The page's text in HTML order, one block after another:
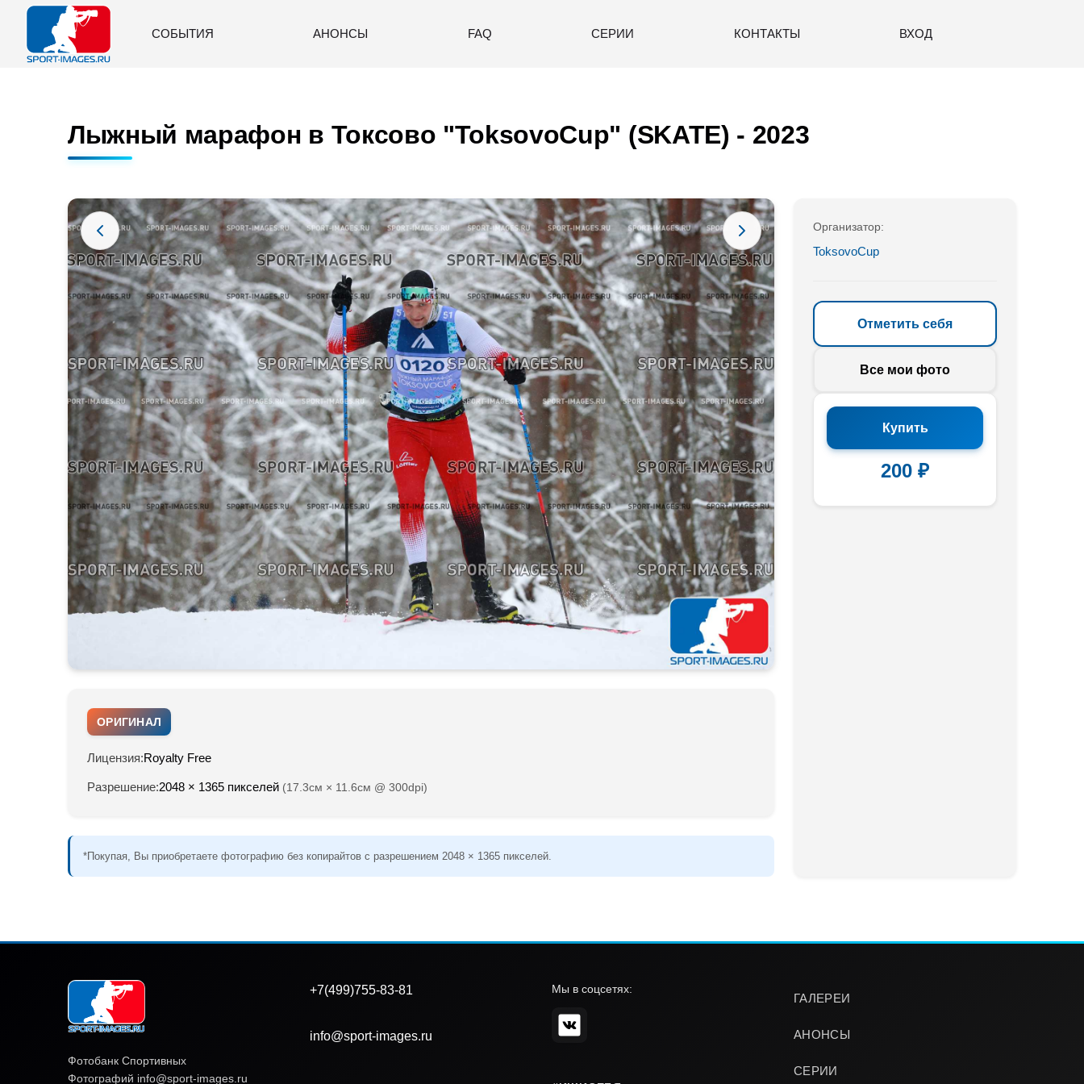
СОБЫТИЯ АНОНСЫ FAQ СЕРИИ КОНТАКТЫ ВХОД
Лыжный марафон в Токсово "ToksovoCup" (SKATE) - 2023
ОРИГИНАЛ
Лицензия:Royalty Free
Разрешение:2048 × 1365 пикселей (17.3см × 11.6см @ 300dpi)
*Покупая, Вы приобретаете фотографию без копирайтов с разрешением 2048 × 1365 пикселей.
Организатор:
ToksovoCup
Отметить себя
Все мои фото
Купить
200 ₽
Фотобанк Спортивных
Фотографий info@sport-images.ru
ГАЛЕРЕИ
АНОНСЫ
СЕРИИ
+7(499)755-83-81
info@sport-images.ru
Мы в соцсетях: